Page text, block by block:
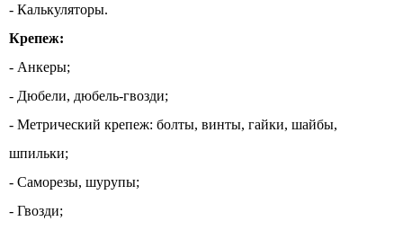
- Калькуляторы.
Крепеж:
- Анкеры;
- Дюбели, дюбель-гвозди;
- Метрический крепеж: болты, винты, гайки, шайбы,
шпильки;
- Саморезы, шурупы;
- Гвозди;